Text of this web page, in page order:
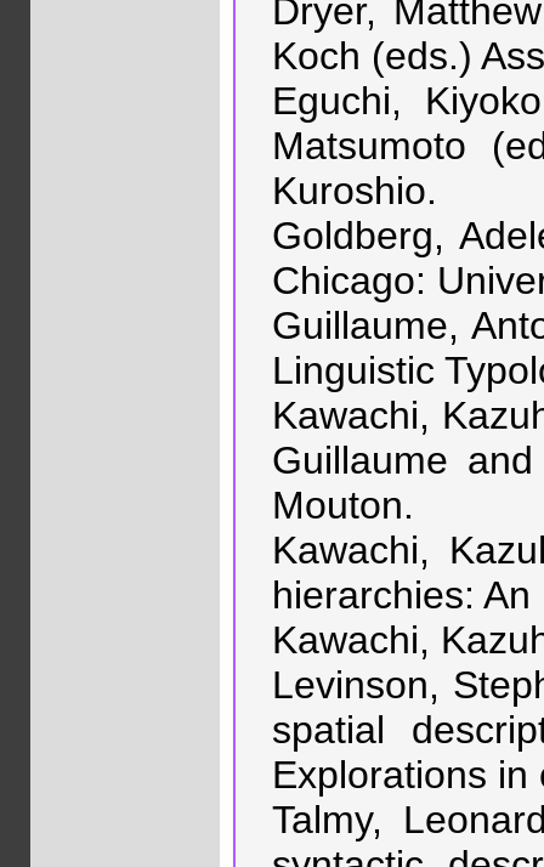
Dryer,
Koch (eds.)
Eguchi,
Matsumoto
Kuroshio.
Goldberg,
Chicago:
Guillaume,
Linguistic
Kawachi,
Guillaume
Mouton.
Kawachi,
hierarchies:
Kawachi,
Levinson,
spatial
Explorations
Talmy,